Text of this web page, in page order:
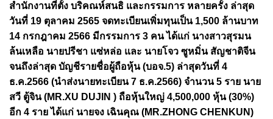
สำนักงานที่ตั้ง บริคณห์สนธิ และกรรมการ หลายครั้ง ล่าสุด
วันที่ 19 ตุลาคม 2565 จดทะเบียนเพิ่มทุนเป็น 1,500 ล้านบาท
14 กรกฎาคม 2566 มีกรรมการ 3 คน ได้แก่ นางสาวสุรมน
ล้นเหลือ นายปรีชา แซ่หล่อ และ นายโจว ซูหมิ่น สัญชาติจีน
จนถึงล่าสุด บัญชีรายชื่อผู้ถือหุ้น (บอจ.5) ล่าสุดวันที่ 4
ธ.ค.2566 (นำส่งนายทะเบียน 7 ธ.ค.2566) จำนวน 5 ราย นาย
สวี ตู้จิน (MR.XU DUJIN ) ถือหุ้นใหญ่ 4,500,000 หุ้น (30%)
อีก 4 ราย ได้แก่ นายจง เฉินคุณ (MR.ZHONG CHENKUN)